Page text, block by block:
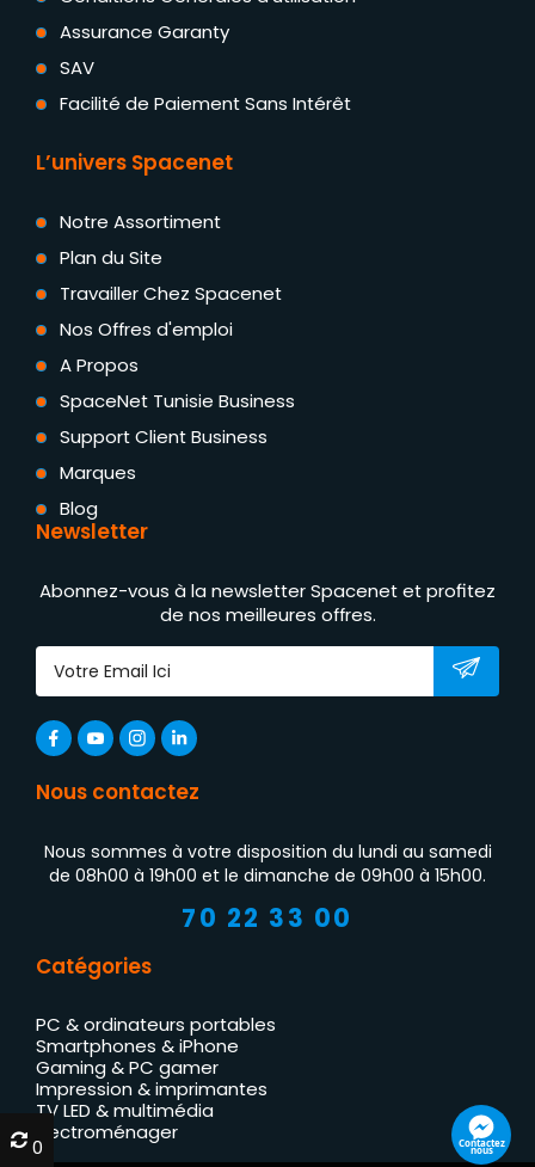
Assurance Garanty
SAV
Facilité de Paiement Sans Intérêt
L’univers Spacenet
Notre Assortiment
Plan du Site
Travailler Chez Spacenet
Nos Offres d'emploi
A Propos
SpaceNet Tunisie Business
Support Client Business
Marques
Blog
Newsletter
Abonnez-vous à la newsletter Spacenet et profitez
de nos meilleures offres.
Nous contactez
Nous sommes à votre disposition du lundi au samedi
de 08h00 à 19h00 et le dimanche de 09h00 à 15h00.
70 22 33 00
Catégories
PC & ordinateurs portables
Smartphones & iPhone
Gaming & PC gamer
Impression & imprimantes
TV LED & multimédia
Électroménager
Contactez
nous
0
0